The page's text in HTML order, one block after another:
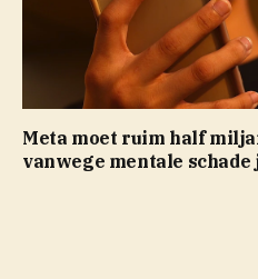
Meta moet ruim half
vanwege mentale